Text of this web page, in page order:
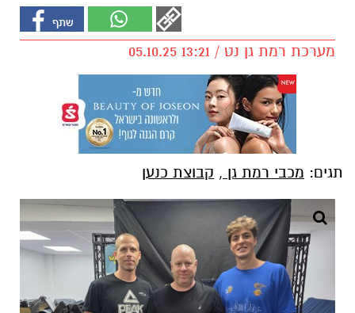
מערכת רמת גן נט / 13:21 05.10.25
תגים: מכבי רמת גן , קבוצת כנען